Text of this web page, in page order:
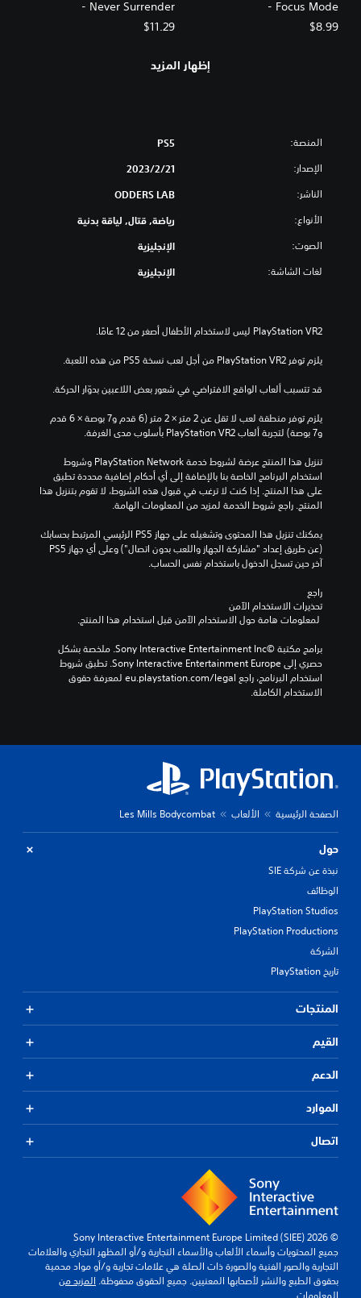
- Focus Mode
$8.99
- Never Surrender
$11.29
إظهار المزيد
المنصة: PS5
الإصدار: 21‏/2‏/2023
الناشر: ODDERS LAB
الأنواع: رياضة, قتال, لياقة بدنية
الصوت: الإنجليزية
لغات الشاشة: الإنجليزية
يلزم توفر PlayStation VR2 من أجل لعب نسخة PS5 من هذه اللعبة.
قد تتسبب ألعاب الواقع الافتراضي في شعور بعض اللاعبين بدوّار الحركة.
و7 بوصة) لتجربة ألعاب PlayStation VR2 بأسلوب مدى الغرفة.
المنتج. راجع شروط الخدمة لمزيد من المعلومات الهامة.
آخر حين تسجل الدخول باستخدام نفس الحساب.
راجع
تحذيرات الاستخدام الآمن
الاستخدام الكاملة.
الصفحة الرئيسية الألعاب Les Mills Bodycombat
حول
نبذة عن شركة SIE
الوظائف
PlayStation Studios
PlayStation Productions
الشركة
تاريخ PlayStation
المنتجات
القيم
الدعم
الموارد
اتصال
© 2026 Sony Interactive Entertainment Europe Limited (SIEE)
جميع المحتويات وأسماء الألعاب والأسماء التجارية و/أو المظهر التجاري والعلامات
التجارية والصور الفنية والصورة ذات الصلة هي علامات تجارية و/أو مواد محمية
بحقوق الطبع والنشر لأصحابها المعنيين. جميع الحقوق محفوظة. المزيد من
المعلومات